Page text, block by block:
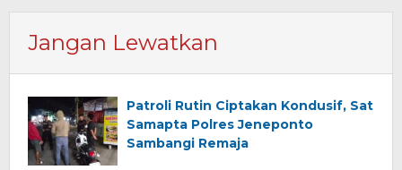
Jangan Lewatkan
Patroli Rutin Ciptakan Kondusif, Sat
Samapta Polres Jeneponto
Sambangi Remaja